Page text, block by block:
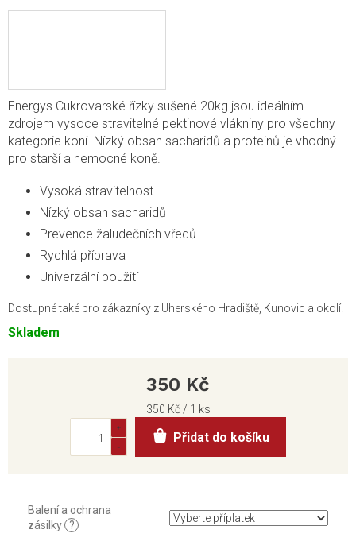
Skladem
Balení a ochrana
zásilky
?
Energys Cukrovarské řízky sušené 20kg jsou ideálním
zdrojem vysoce stravitelné pektinové vlákniny pro všechny
kategorie koní. Nízký obsah sacharidů a proteinů je vhodný
pro starší a nemocné koně.
Vysoká stravitelnost
Nízký obsah sacharidů
Prevence žaludečních vředů
Rychlá příprava
Univerzální použití
Dostupné také pro zákazníky z Uherského Hradiště, Kunovic a okolí.
350 Kč
Měrná
350 Kč / 1 ks
Přidat do košíku